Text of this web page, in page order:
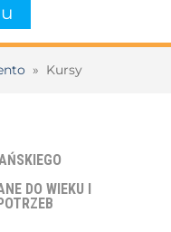
» Kursy
DO WIEKU I